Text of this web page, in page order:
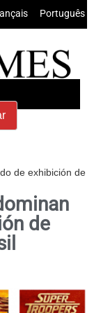
Português
de exhibición de
de